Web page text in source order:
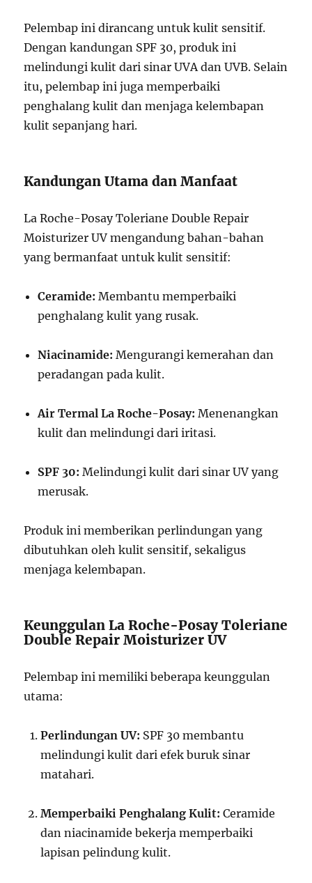
Pelembap ini dirancang untuk kulit sensitif.
Dengan kandungan SPF 30, produk ini
melindungi kulit dari sinar UVA dan UVB. Selain
itu, pelembap ini juga memperbaiki
penghalang kulit dan menjaga kelembapan
kulit sepanjang hari.
Kandungan Utama dan Manfaat
La Roche-Posay Toleriane Double Repair
Moisturizer UV mengandung bahan-bahan
yang bermanfaat untuk kulit sensitif:
Ceramide: Membantu memperbaiki
penghalang kulit yang rusak.
Niacinamide: Mengurangi kemerahan dan
peradangan pada kulit.
Air Termal La Roche-Posay: Menenangkan
kulit dan melindungi dari iritasi.
SPF 30: Melindungi kulit dari sinar UV yang
merusak.
Produk ini memberikan perlindungan yang
dibutuhkan oleh kulit sensitif, sekaligus
menjaga kelembapan.
Keunggulan La Roche-Posay Toleriane
Double Repair Moisturizer UV
Pelembap ini memiliki beberapa keunggulan
utama:
Perlindungan UV: SPF 30 membantu
melindungi kulit dari efek buruk sinar
matahari.
Memperbaiki Penghalang Kulit: Ceramide
dan niacinamide bekerja memperbaiki
lapisan pelindung kulit.